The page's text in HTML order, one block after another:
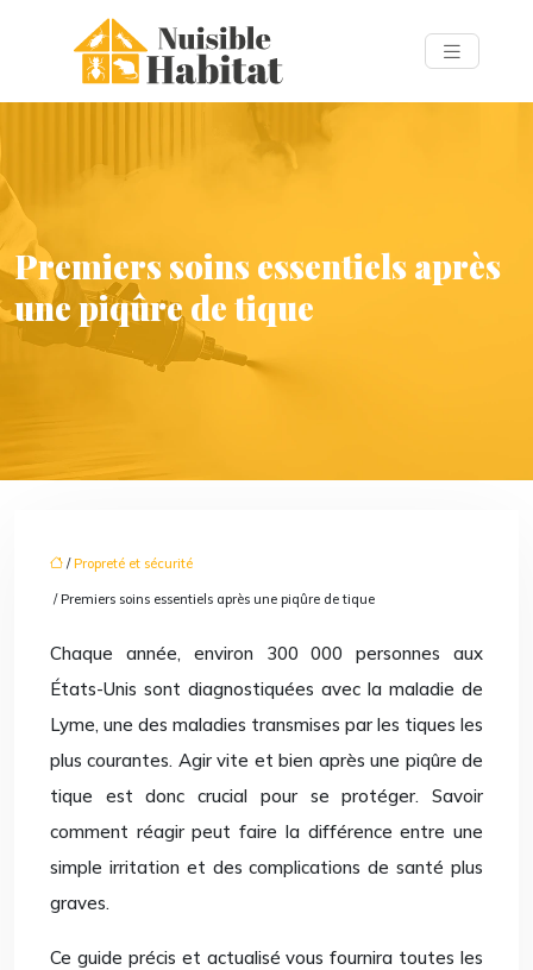
Premiers soins essentiels après
une piqûre de tique
/Propreté et sécurité
/ Premiers soins essentiels après une piqûre de tique
Chaque année, environ 300 000 personnes aux
États-Unis sont diagnostiquées avec la maladie de
Lyme, une des maladies transmises par les tiques les
plus courantes. Agir vite et bien après une piqûre de
tique est donc crucial pour se protéger. Savoir
comment réagir peut faire la différence entre une
simple irritation et des complications de santé plus
graves.
Ce guide précis et actualisé vous fournira toutes les